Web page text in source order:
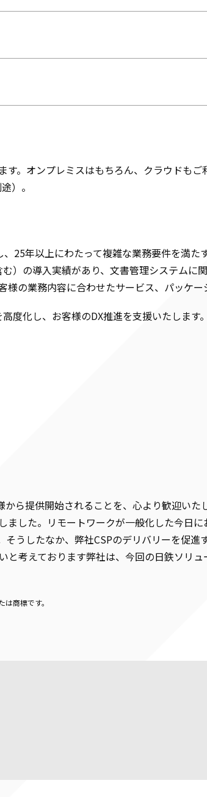
。オンプレミスはもちろん、クラウドも
）。
25年以上にわたって複雑な業務要件を満
）の導入実績があり、文書管理システムに
の業務内容に合わせたサービス、パッケー
度化し、お客様のDX推進を支援いたします。
ら提供開始されることを、心より歓迎い
した。リモートワークが一般化した今日
うしたなか、弊社CSPのデリバリーを促
考えております弊社は、今回の日鉄ソリュ
商標です。